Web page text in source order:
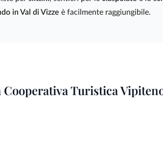
in Val di Vizze è facilmente raggiungibile.
Cooperativa Turistica